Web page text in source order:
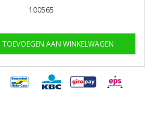
100565
TOEVOEGEN AAN WINKELWAGEN